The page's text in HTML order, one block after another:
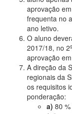
aprovação
frequenta no
ano letivo.
O aluno
2017/18, no
aprovação
A direção da
regionais da
os requisitos
ponderação:
a) 80